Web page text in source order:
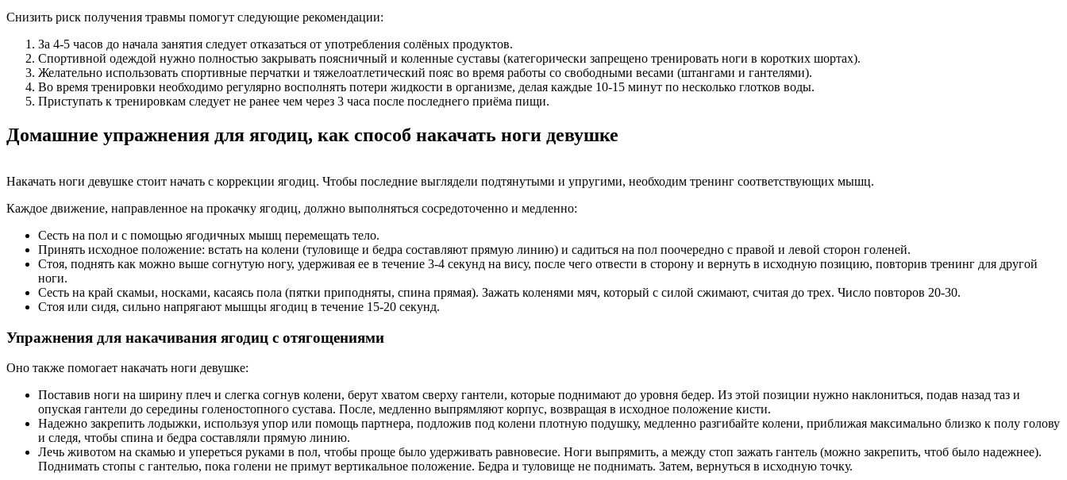
Снизить риск получения травмы помогут следующие рекомендации:
За 4-5 часов до начала занятия следует отказаться от употребления солёных продуктов.
Спортивной одеждой нужно полностью закрывать поясничный и коленные суставы (категорически запрещено тренировать ноги в коротких шортах).
Желательно использовать спортивные перчатки и тяжелоатлетический пояс во время работы со свободными весами (штангами и гантелями).
Во время тренировки необходимо регулярно восполнять потери жидкости в организме, делая каждые 10-15 минут по несколько глотков воды.
Приступать к тренировкам следует не ранее чем через 3 часа после последнего приёма пищи.
Домашние упражнения для ягодиц, как способ накачать ноги девушке
Накачать ноги девушке стоит начать с коррекции ягодиц. Чтобы последние выглядели подтянутыми и упругими, необходим тренинг соответствующих мышц.
Каждое движение, направленное на прокачку ягодиц, должно выполняться сосредоточенно и медленно:
Сесть на пол и с помощью ягодичных мышц перемещать тело.
Принять исходное положение: встать на колени (туловище и бедра составляют прямую линию) и садиться на пол поочередно с правой и левой сторон голеней.
Стоя, поднять как можно выше согнутую ногу, удерживая ее в течение 3-4 секунд на вису, после чего отвести в сторону и вернуть в исходную позицию, повторив тренинг для другой
ноги.
Сесть на край скамьи, носками, касаясь пола (пятки приподняты, спина прямая). Зажать коленями мяч, который с силой сжимают, считая до трех. Число повторов 20-30.
Стоя или сидя, сильно напрягают мышцы ягодиц в течение 15-20 секунд.
Упражнения для накачивания ягодиц с отягощениями
Оно также помогает накачать ноги девушке:
Поставив ноги на ширину плеч и слегка согнув колени, берут хватом сверху гантели, которые поднимают до уровня бедер. Из этой позиции нужно наклониться, подав назад таз и
опуская гантели до середины голеностопного сустава. После, медленно выпрямляют корпус, возвращая в исходное положение кисти.
Надежно закрепить лодыжки, используя упор или помощь партнера, подложив под колени плотную подушку, медленно разгибайте колени, приближая максимально близко к полу голову
и следя, чтобы спина и бедра составляли прямую линию.
Лечь животом на скамью и упереться руками в пол, чтобы проще было удерживать равновесие. Ноги выпрямить, а между стоп зажать гантель (можно закрепить, чтоб было надежнее).
Поднимать стопы с гантелью, пока голени не примут вертикальное положение. Бедра и туловище не поднимать. Затем, вернуться в исходную точку.